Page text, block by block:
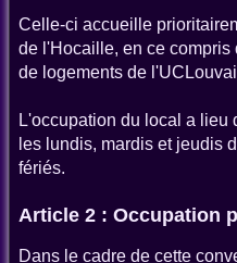
Celle-ci accueille
de l'Hocaille, en ce compris
de logements de
L'occupation du local a lieu
les lundis, mardis et jeudis
fériés.
Article 2 : Occupation
Dans le cadre de cette